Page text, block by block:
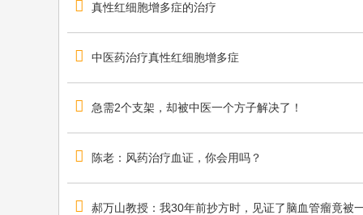
验
好
平
真性红细胞增多症的治疗
中医药治疗真性红细胞增多症
急需2个支架，却被中医一个方子解决了！
陈老：风药治疗血证，你会用吗？
郝万山教授：我30年前抄方时，见证了脑血管瘤竟被